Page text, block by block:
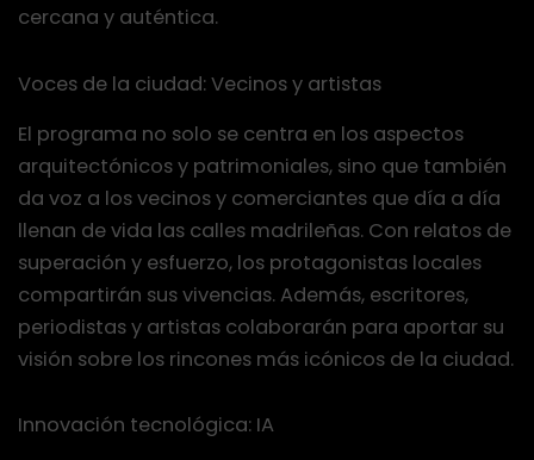
cercana y auténtica.
Voces de la ciudad: Vecinos y artistas
El programa no solo se centra en los aspectos
arquitectónicos y patrimoniales, sino que también
da voz a los vecinos y comerciantes que día a día
llenan de vida las calles madrileñas. Con relatos de
superación y esfuerzo, los protagonistas locales
compartirán sus vivencias. Además, escritores,
periodistas y artistas colaborarán para aportar su
visión sobre los rincones más icónicos de la ciudad.
Innovación tecnológica: IA